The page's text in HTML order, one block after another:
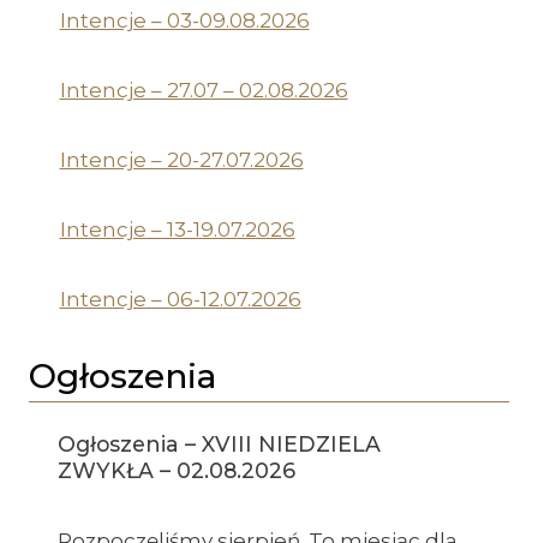
Intencje – 03-09.08.2026
Intencje – 27.07 – 02.08.2026
Intencje – 20-27.07.2026
Intencje – 13-19.07.2026
Intencje – 06-12.07.2026
Ogłoszenia
Ogłoszenia – XVIII NIEDZIELA
ZWYKŁA – 02.08.2026